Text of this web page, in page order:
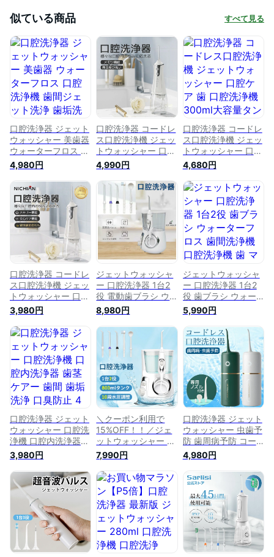
似ている商品 すべて見る
口腔洗浄器 ジェット
ウォッシャー 美歯器
ウォーターフロス 口
腔洗浄機 歯間ジェッ
ト洗浄 歯垢洗浄 口
臭防止 口腔ケア 歯
間ポケット 歯茎ケア
ー 歯垢落とす 歯間
ジェット洗浄 3つモ
ード IPX6防水 ノズ
4,980円
口腔洗浄器 コードレ
ス口腔洗浄機 ジェッ
トウォッシャー 口腔
ケア 歯 口腔洗浄機
300ml大容量タンク
歯周病予防 口内洗浄
器 自宅 高圧 防水
USB充電式 ウォータ
ーフロス 口腔ケア
歯磨き 矯正 歯垢洗
浄 口臭防止 替えノ
ズル 歯茎ケアー
4,990円
口腔洗浄器 コードレ
ス口腔洗浄機 ジェッ
トウォッシャー 口腔
ケア 歯 口腔洗浄機
300ml大容量タンク
歯周病予防 口内洗浄
器 自宅 高圧 防水
USB充電式 ウォータ
ーフロス 口腔ケア
歯磨き 矯正 歯垢洗
浄 口臭防止 替えノ
ズル 歯茎ケアー
4,680円
口腔洗浄器 コードレ
ス口腔洗浄機 ジェッ
トウォッシャー 口腔
ケア 歯 口腔洗浄機
300ml大容量タンク
水圧 歯ブラシ 歯周
病予防 口内洗浄器
自宅 高圧 防水 USB
充電式 歯磨き 矯正
歯垢洗浄 口臭防止
替えノズル 歯茎ケア
ー
3,980円
ジェットウォッシャ
ー 口腔洗浄器 1台2
役 電動歯ブラシ ウ
ォーターフロス 歯間
洗浄機 口腔洗浄機
歯 マウスウォッシャ
ー 洗浄 糸ようじ 歯
周病 口臭 歯周ポケ
ット 歯垢 歯磨き 歯
間 ポータブル 防水
こうくう洗浄機 2in1
8,980円
ジェットウォッシャ
ー 口腔洗浄器 1台2
役 歯ブラシ ウォー
ターフロス 歯間洗浄
機 口腔洗浄機 歯 マ
ウスウォッシャー 洗
浄 糸ようじ 歯周病
口臭 歯周ポケット
歯垢 歯磨き 歯間 ポ
ータブル こうくう洗
浄機 2in1水流歯ブラ
シ
5,990円
口腔洗浄器 ジェット
ウォッシャー 口腔洗
浄機 口腔内洗浄器
歯茎ケアー 歯間 歯
垢洗浄 口臭防止 4つ
モード
3,980円
＼クーポン利用で
15%OFF！！／ジェ
ットウォッシャー 口
腔洗浄器 1台2役 歯
ブラシ 歯間洗浄機
口腔洗浄機 ウォータ
ーフロス 歯 マウス
ウォッシャー 洗浄
糸ようじ 歯周病 口
臭 歯周ポケット 歯
垢 歯磨き 歯間 ポー
タブル こうくう洗浄
機
7,990円
口腔洗浄器 ジェット
ウォッシャー 虫歯予
防 歯周病予防 コー
ドレス 持ち運び簡単
口腔洗浄機 ウォータ
ーフロス 口内洗浄器
口腔ケア マウスウォ
ッシャー 歯磨き 歯
列矯正 歯間 歯垢洗
浄 口臭防止 IPX7防
水 替えノズル 歯茎
ケアー コンパクト
xyq-001
4,980円